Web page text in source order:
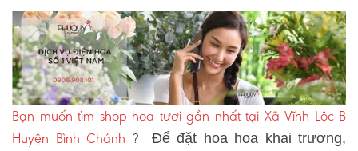
Bạn muốn tìm shop hoa tươi gần nhất tại Xã Vĩnh Lộc B
Huyện Bình Chánh ?Để đặt hoa hoa khai trương,